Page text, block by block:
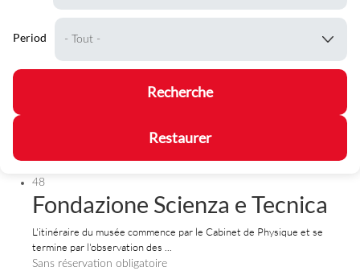
Period
Recherche
Restaurer
48
Fondazione Scienza e Tecnica
L'itinéraire du musée commence par le Cabinet de Physique et se
termine par l'observation des ...
Sans réservation obligatoire